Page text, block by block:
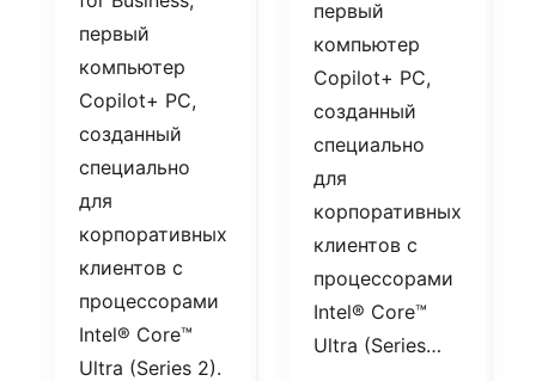
первый
компьютер
Copilot+ PC,
созданный
специально
для
корпоративных
клиентов с
процессорами
Intel® Core™
Ultra (Series 2).
первый
компьютер
Copilot+ PC,
созданный
специально
для
корпоративных
клиентов с
процессорами
Intel® Core™
Ultra (Series…